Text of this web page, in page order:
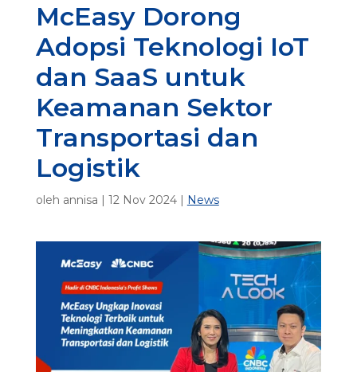
McEasy Dorong
Adopsi Teknologi IoT
dan SaaS untuk
Keamanan Sektor
Transportasi dan
Logistik
oleh annisa | 12 Nov 2024| News